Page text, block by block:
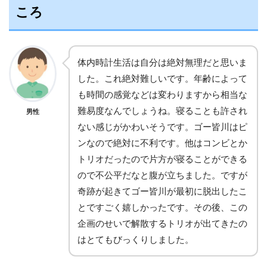
ころ
男性
体内時計生活は自分は絶対無理だと思いま
した。これ絶対難しいです。年齢によって
も時間の感覚などは変わりますから相当な
難易度なんでしょうね。寝ることも許され
ない感じがかわいそうです。ゴー皆川はピ
ンなので絶対に不利です。他はコンビとか
トリオだったので片方が寝ることができる
ので不公平だなと腹が立ちました。ですが
奇跡が起きてゴー皆川が最初に脱出したこ
とですごく嬉しかったです。その後、この
企画のせいで解散するトリオが出てきたの
はとてもびっくりしました。